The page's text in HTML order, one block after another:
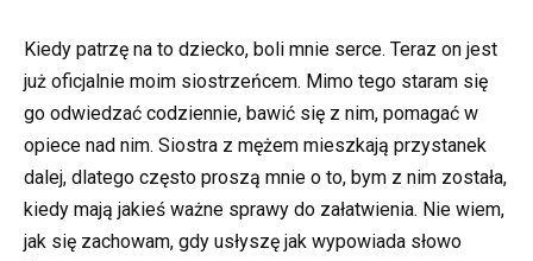
Kiedy patrzę na to dziecko, boli mnie serce. Teraz on jest
już oficjalnie moim siostrzeńcem. Mimo tego staram się
go odwiedzać codziennie, bawić się z nim, pomagać w
opiece nad nim. Siostra z mężem mieszkają przystanek
dalej, dlatego często proszą mnie o to, bym z nim została,
kiedy mają jakieś ważne sprawy do załatwienia. Nie wiem,
jak się zachowam, gdy usłyszę jak wypowiada słowo